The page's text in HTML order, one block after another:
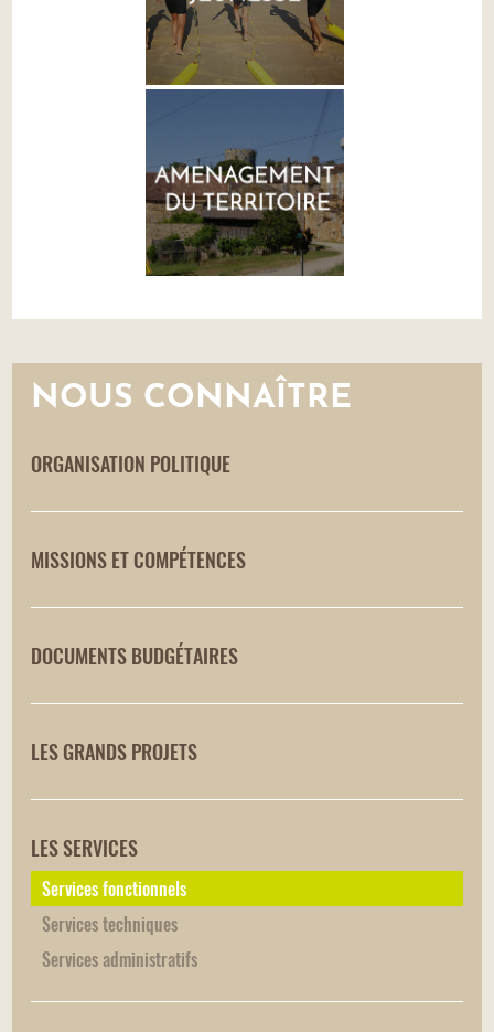
NOUS CONNAÎTRE
ORGANISATION POLITIQUE
MISSIONS ET COMPÉTENCES
DOCUMENTS BUDGÉTAIRES
LES GRANDS PROJETS
LES SERVICES
Services fonctionnels
Services techniques
Services administratifs